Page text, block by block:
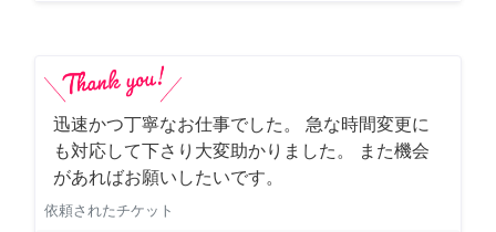
迅速かつ丁寧なお仕事でした。 急な時間変更に
も対応して下さり大変助かりました。 また機会
があればお願いしたいです。
依頼されたチケット